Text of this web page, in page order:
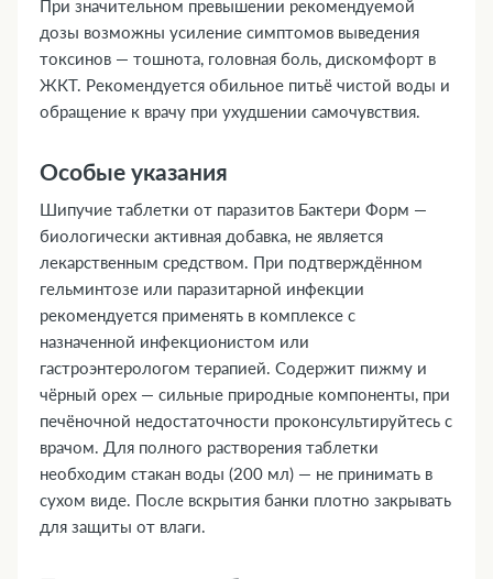
При значительном превышении рекомендуемой
дозы возможны усиление симптомов выведения
токсинов — тошнота, головная боль, дискомфорт в
ЖКТ. Рекомендуется обильное питьё чистой воды и
обращение к врачу при ухудшении самочувствия.
Особые указания
Шипучие таблетки от паразитов Бактери Форм —
биологически активная добавка, не является
лекарственным средством. При подтверждённом
гельминтозе или паразитарной инфекции
рекомендуется применять в комплексе с
назначенной инфекционистом или
гастроэнтерологом терапией. Содержит пижму и
чёрный орех — сильные природные компоненты, при
печёночной недостаточности проконсультируйтесь с
врачом. Для полного растворения таблетки
необходим стакан воды (200 мл) — не принимать в
сухом виде. После вскрытия банки плотно закрывать
для защиты от влаги.